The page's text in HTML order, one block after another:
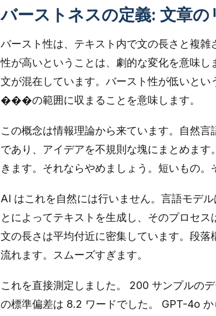
バーストネスの定義: 文章の
バースト性は、テキスト内で文の長さと複
性が高いということは、劇的な変化を意味
文が混在しています。バースト性が低いと
���の範囲に収まることを意味します。
この概念は情報理論から来ています。自然言
であり、アイデアを不規則な塊にまとめま
きます。それならやめましょう。短いもの。
AI はこれを自然には行いません。言語モデ
とによってテキストを生成し、そのプロセス
文の長さは平均付近に密集しています。段
流れます。スムーズすぎます。
これを直接測定しました。 200 サンプルの
の標準偏差は 8.2 ワードでした。 GPT-4o